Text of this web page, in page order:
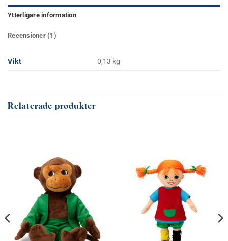
Ytterligare information
Recensioner (1)
Vikt 0,13 kg
Relaterade produkter